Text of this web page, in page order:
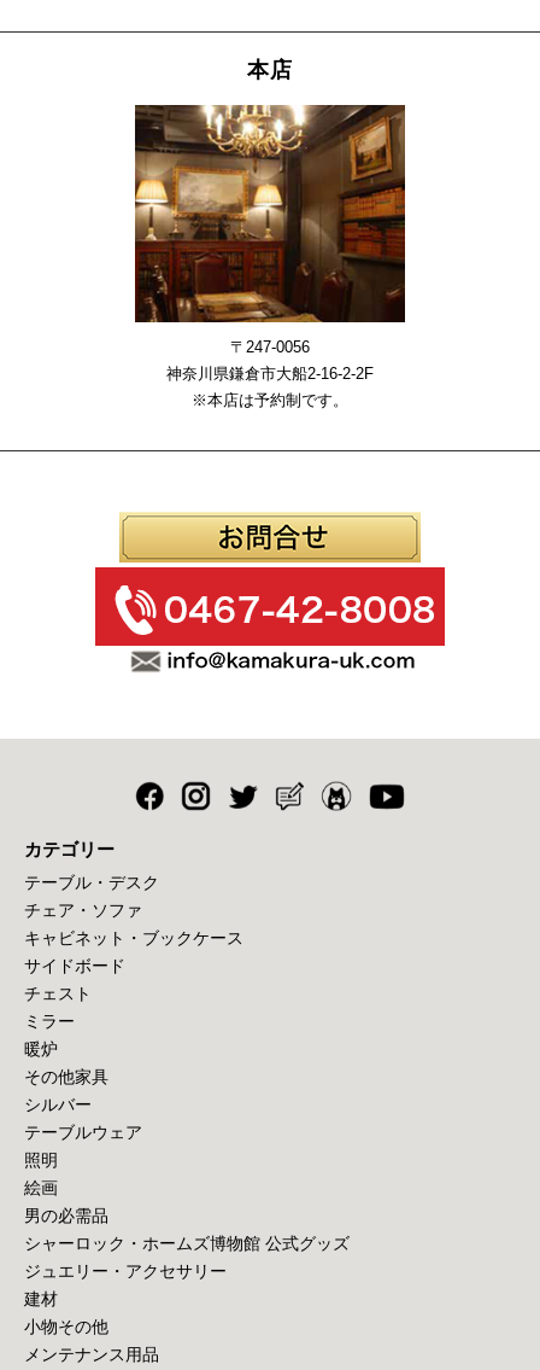
本店
〒247-0056
神奈川県鎌倉市大船2-16-2-2F
※本店は予約制です。
カテゴリー
テーブル・デスク
チェア・ソファ
キャビネット・ブックケース
サイドボード
チェスト
ミラー
暖炉
その他家具
シルバー
テーブルウェア
照明
絵画
男の必需品
シャーロック・ホームズ博物館 公式グッズ
ジュエリー・アクセサリー
建材
小物その他
メンテナンス用品